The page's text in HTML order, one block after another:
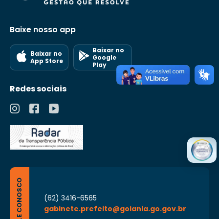
Baixe nosso app
Baixar no
App Store
Baixar no
Google
Play
Redes sociais
FALE CONOSCO
(62) 3416-6565
gabinete.prefeito@goiania.go.gov.br